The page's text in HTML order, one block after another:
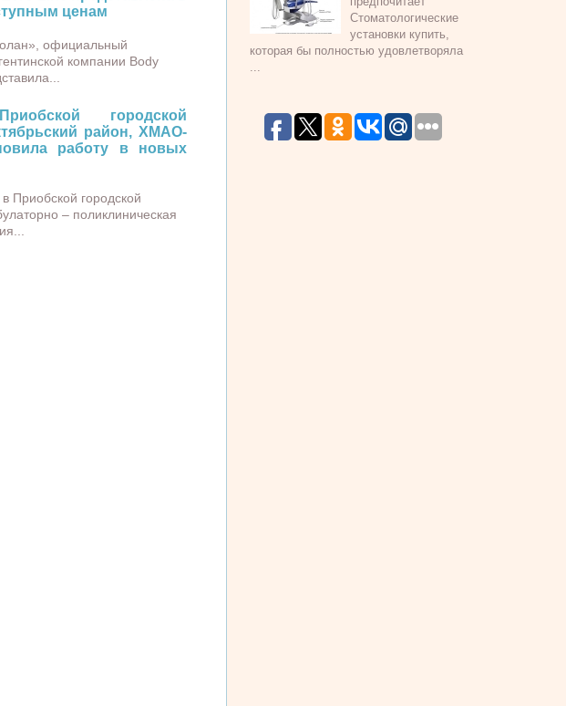
ценам
официальный
компании Body
городской
район, ХМАО-
работу в новых
Приобской городской
– поликлиническая
Стоматологические
установки купить,
которая бы полностью удовлетворяла
...